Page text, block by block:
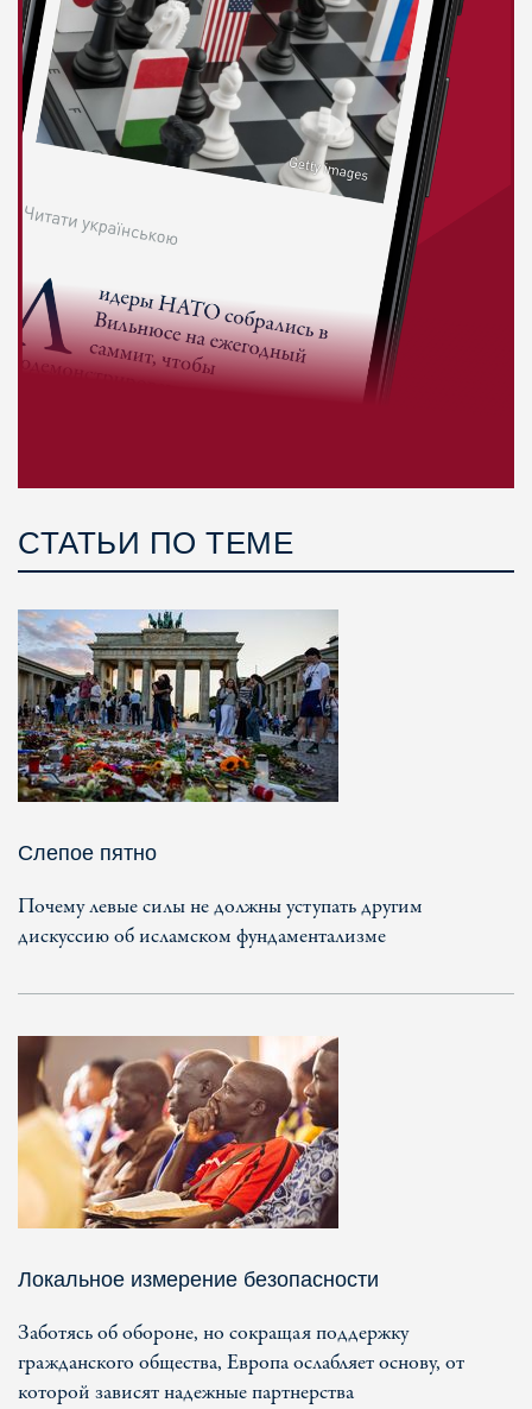
СТАТЬИ ПО ТЕМЕ
Слепое пятно
Почему левые силы не должны уступать другим
дискуссию об исламском фундаментализме
Локальное измерение безопасности
Заботясь об обороне, но сокращая поддержку
гражданского общества, Европа ослабляет основу, от
которой зависят надежные партнерства